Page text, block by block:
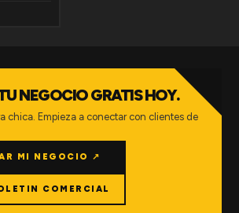
NEGOCIO GRATIS HOY.
chica. Empieza a conectar con clientes de
MI NEGOCIO ↗
COMERCIAL